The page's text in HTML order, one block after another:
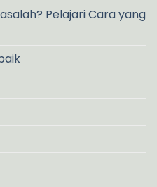
Pelajari Cara yang